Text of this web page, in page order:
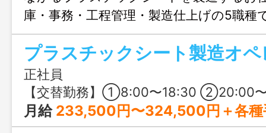
庫・事務・工程管理・製造仕上げの5職種
でも少しずつ成長できる環境です。
プラスチックシート製造オ
正社員
【交替勤務】①8:00〜18:30 ②20:00〜翌6:30 ※1年単位の変形労働時間制（週
月給 233,500円〜324,500円＋各種手当（残業